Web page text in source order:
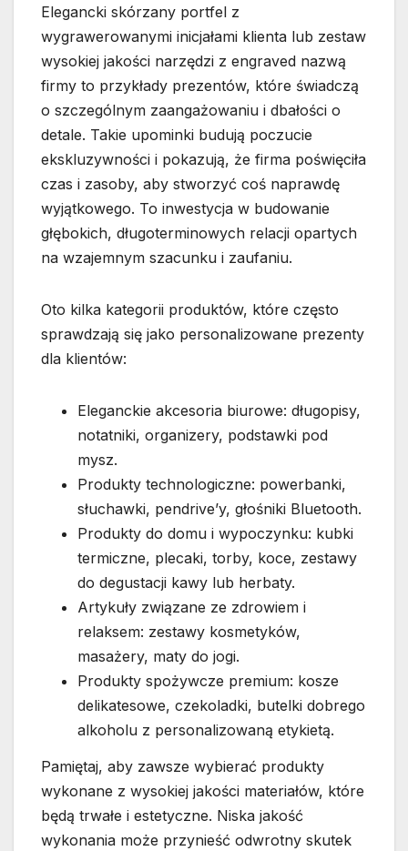
Elegancki skórzany portfel z
wygrawerowanymi inicjałami klienta lub zestaw
wysokiej jakości narzędzi z engraved nazwą
firmy to przykłady prezentów, które świadczą
o szczególnym zaangażowaniu i dbałości o
detale. Takie upominki budują poczucie
ekskluzywności i pokazują, że firma poświęciła
czas i zasoby, aby stworzyć coś naprawdę
wyjątkowego. To inwestycja w budowanie
głębokich, długoterminowych relacji opartych
na wzajemnym szacunku i zaufaniu.
Oto kilka kategorii produktów, które często
sprawdzają się jako personalizowane prezenty
dla klientów:
Eleganckie akcesoria biurowe: długopisy,
notatniki, organizery, podstawki pod
mysz.
Produkty technologiczne: powerbanki,
słuchawki, pendrive’y, głośniki Bluetooth.
Produkty do domu i wypoczynku: kubki
termiczne, plecaki, torby, koce, zestawy
do degustacji kawy lub herbaty.
Artykuły związane ze zdrowiem i
relaksem: zestawy kosmetyków,
masażery, maty do jogi.
Produkty spożywcze premium: kosze
delikatesowe, czekoladki, butelki dobrego
alkoholu z personalizowaną etykietą.
Pamiętaj, aby zawsze wybierać produkty
wykonane z wysokiej jakości materiałów, które
będą trwałe i estetyczne. Niska jakość
wykonania może przynieść odwrotny skutek